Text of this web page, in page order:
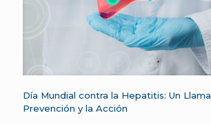
Día Mundial contra la Hepatitis: Un
Prevención y la Acción